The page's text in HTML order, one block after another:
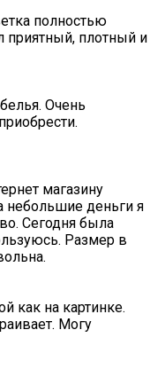
полностью
приятный, плотный и
Очень
магазину
небольшие деньги я
Сегодня была
Размер в
как на картинке.
Могу